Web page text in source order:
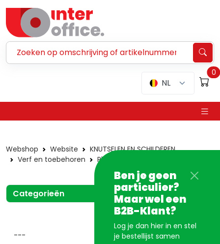
NL
0
Ben je geen
particulier?
Maar wel een
B2B-Klant?
Log je dan hier in en stel
je bestellijst samen
Webshop Website
KNUTSELEN EN SCHILDEREN
Verf en toebehoren
Plakkaatverf
Categorieën